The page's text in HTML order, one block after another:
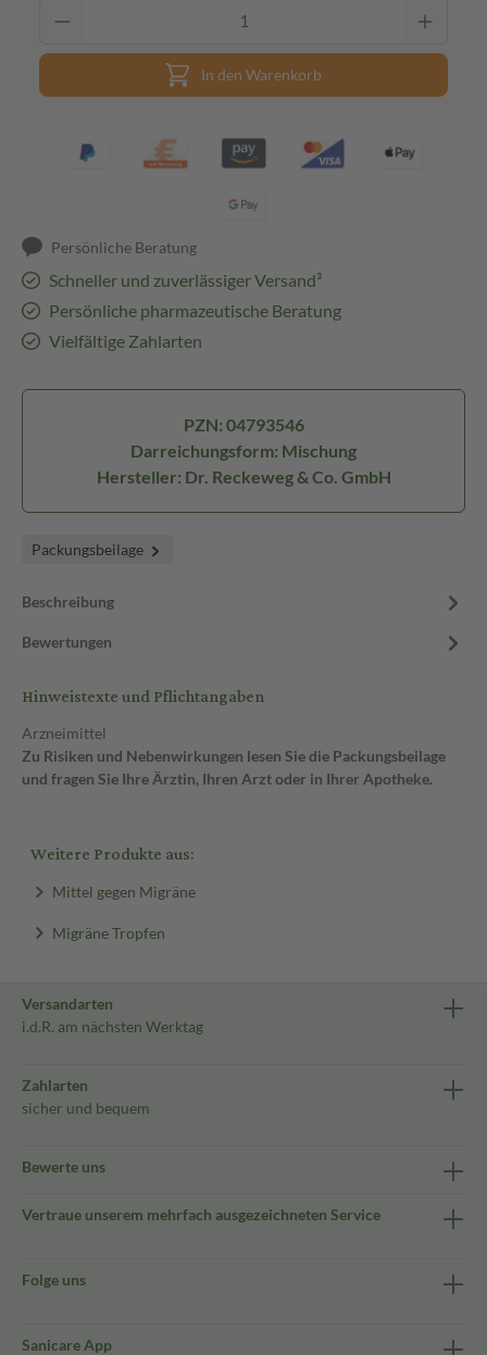
In den Warenkorb
Persönliche Beratung
Schneller und zuverlässiger Versand³
Persönliche pharmazeutische Beratung
Vielfältige Zahlarten
PZN: 04793546
Darreichungsform: Mischung
Hersteller: Dr. Reckeweg & Co. GmbH
Packungsbeilage
Beschreibung
Bewertungen
Hinweistexte und Pflichtangaben
Arzneimittel
Zu Risiken und Nebenwirkungen lesen Sie die Packungsbeilage
und fragen Sie Ihre Ärztin, Ihren Arzt oder in Ihrer Apotheke.
Weitere Produkte aus:
Mittel gegen Migräne
Migräne Tropfen
Versandarten
i.d.R. am nächsten Werktag
Zahlarten
sicher und bequem
Bewerte uns
Vertraue unserem mehrfach ausgezeichneten Service
Folge uns
Sanicare App